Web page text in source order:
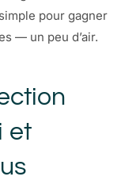
pour gagner
— un peu d’air.
et